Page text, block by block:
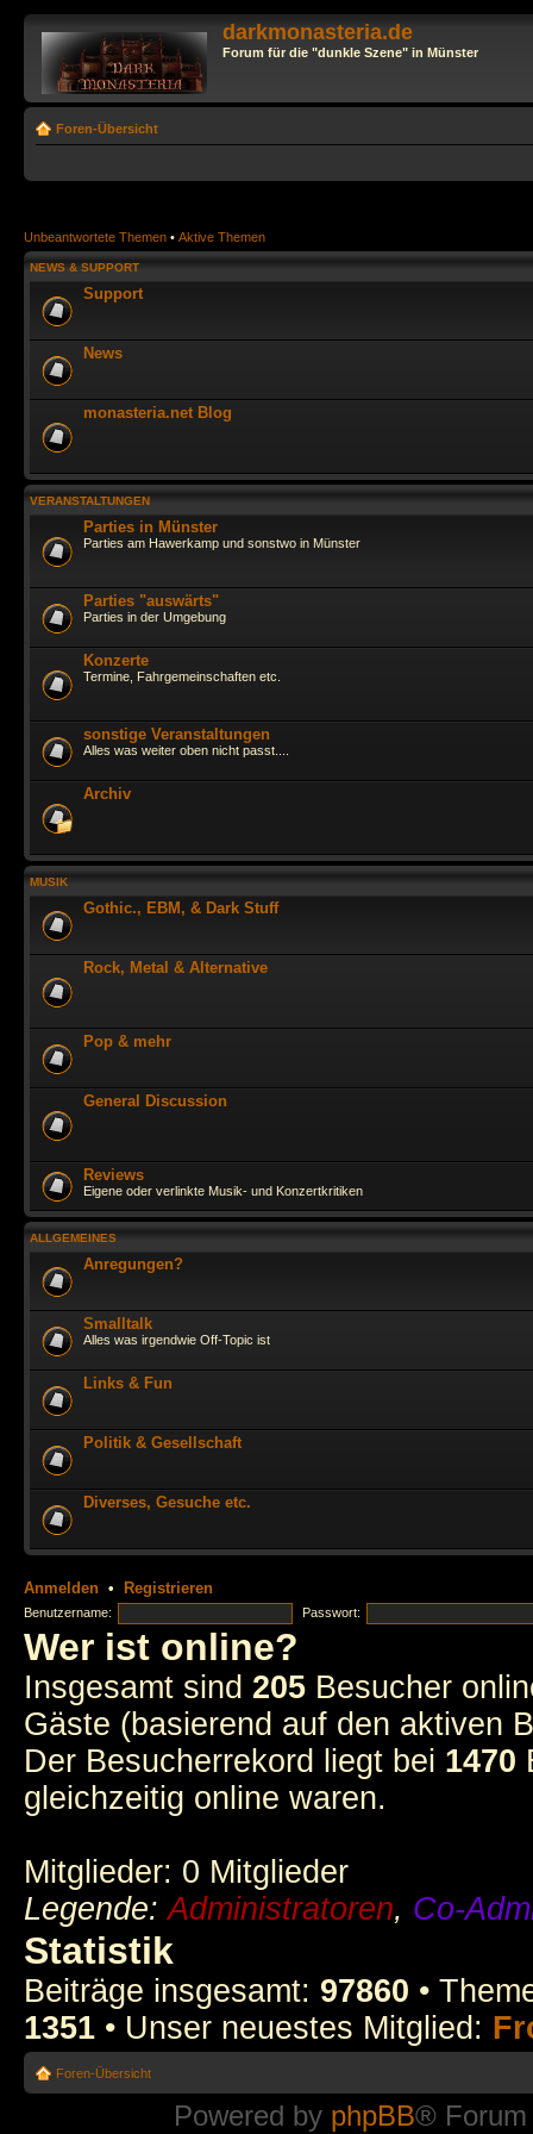
darkmonasteria.de
Forum für die "dunkle Szene" in Münster
Foren-Übersicht
Unbeantwortete Themen • Aktive Themen
NEWS & SUPPORT
Support
News
monasteria.net Blog
VERANSTALTUNGEN
Parties in Münster
Parties am Hawerkamp und sonstwo in Münster
Parties "auswärts"
Parties in der Umgebung
Konzerte
Termine, Fahrgemeinschaften etc.
sonstige Veranstaltungen
Alles was weiter oben nicht passt....
Archiv
MUSIK
Gothic., EBM, & Dark Stuff
Rock, Metal & Alternative
Pop & mehr
General Discussion
Reviews
Eigene oder verlinkte Musik- und Konzertkritiken
ALLGEMEINES
Anregungen?
Smalltalk
Alles was irgendwie Off-Topic ist
Links & Fun
Politik & Gesellschaft
Diverses, Gesuche etc.
Anmelden • Registrieren
Benutzername: Passwort:
Wer ist online?
Insgesamt sind 205 Besucher
Gäste (basierend auf den aktiven
Der Besucherrekord liegt bei 1470
gleichzeitig online waren.
Mitglieder: 0 Mitglieder
Legende:Administratoren, Co-
Statistik
Beiträge insgesamt: 97860 •
1351 • Unser neuestes Mitglied:
Foren-Übersicht
Powered by phpBB®